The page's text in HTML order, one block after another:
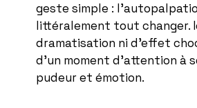
geste simple :
littéralement tout changer.
dramatisation ni d’effet
d’un moment d’attention à
pudeur et émotion.